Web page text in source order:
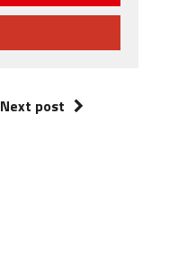
Next post